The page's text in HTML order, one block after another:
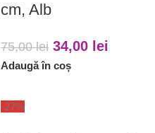
cm, Alb
75,00lei 34,00 lei
Adaugă în coș
-27%